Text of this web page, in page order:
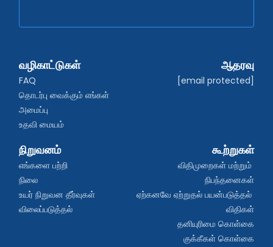
வழிகாட்டுகள்
FAQ
தொடர்பு வைக்கும் எங்கள்
அமைப்பு
உதவி மையம்
ஆதரவு
[email protected]
நிறுவனம்
எங்களை பற்றி
நிலை
உயர் நிறுவன தீர்வுகள்
விலைப்படுத்தல்
கூற்றுகள்
விதிமுறைகள் மற்றும்
நிபந்தனைகள்
ஏற்கனவே ஏற்றுதல் பயன்படுத்தல்
விதிகள்
தனியுரிமை கொள்கை
குக்கீகள் கொள்கை